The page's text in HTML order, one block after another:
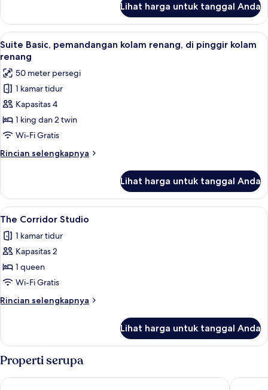
kolam
renang
Studio
Basic,
pemandangan
kolam
renang,
di
pinggir
kolam
renang
Lihat harga untuk tanggal Anda
Lihat
semua
foto
untuk
Suite
Basic,
pemandangan
kolam
renang,
di
kolam
renang
Meja kerja, ruang kerja ramah
8
Suite Basic, pemandangan kolam renang, di pinggir kolam
renang
50 meter persegi
1 kamar tidur
Kapasitas 4
1 king dan 2 twin
Wi-Fi Gratis
Rincian selengkapnya
Rincian
Suite
Basic,
pemandangan
renang,
di
kolam
renang
Lihat harga untuk tanggal Anda
Lihat
semua
foto
untuk
The
Corridor
Studio
The Corridor Studio | Meja kerja,
9
The Corridor Studio
1 kamar tidur
Kapasitas 2
1 queen
Wi-Fi Gratis
Rincian selengkapnya
Rincian
The
Corridor
Studio
Lihat harga untuk tanggal Anda
Properti serupa
Melbourne Inn Divi